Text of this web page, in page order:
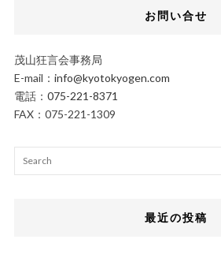
お問い合せ
茂山狂言会事務局
E-mail： info@kyotokyogen.com
電話： 075-221-8371
FAX：075-221-1309
最近の投稿